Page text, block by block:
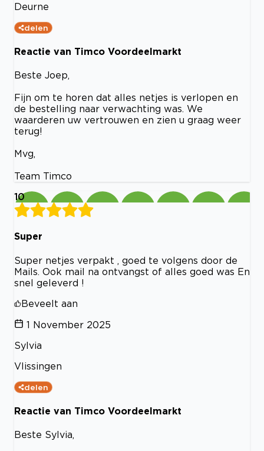
Deurne
delen
Reactie van Timco Voordeelmarkt
Beste Joep,
Fijn om te horen dat alles netjes is verlopen en
de bestelling naar verwachting was. We
waarderen uw vertrouwen en zien u graag weer
terug!
Mvg,
Team Timco
10
Super
Super netjes verpakt , goed te volgens door de
Mails. Ook mail na ontvangst of alles goed was En
snel geleverd !
Beveelt aan
1 November 2025
Sylvia
Vlissingen
delen
Reactie van Timco Voordeelmarkt
Beste Sylvia,